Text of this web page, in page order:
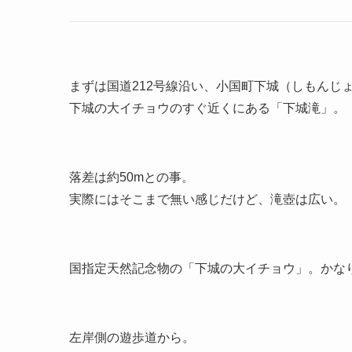
まずは国道212号線沿い、小国町下城（しもんじょ
下城の大イチョウのすぐ近くにある「下城滝」。
落差は約50mとの事。
実際にはそこまで無い感じだけど、滝壺は広い。
国指定天然記念物の「下城の大イチョウ」。かな
左岸側の遊歩道から。